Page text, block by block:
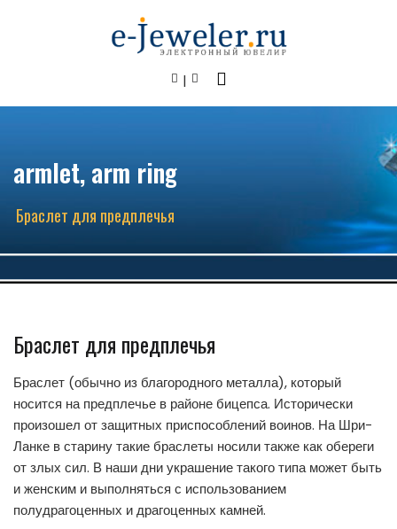
armlet, arm ring
Браслет для предплечья
Браслет для предплечья
Браслет (обычно из благородного металла), который
носится на предплечье в районе бицепса. Исторически
произошел от защитных приспособлений воинов. На Шри-
Ланке в старину такие браслеты носили также как обереги
от злых сил. В наши дни украшение такого типа может быть
и женским и выполняться с использованием
полудрагоценных и драгоценных камней.